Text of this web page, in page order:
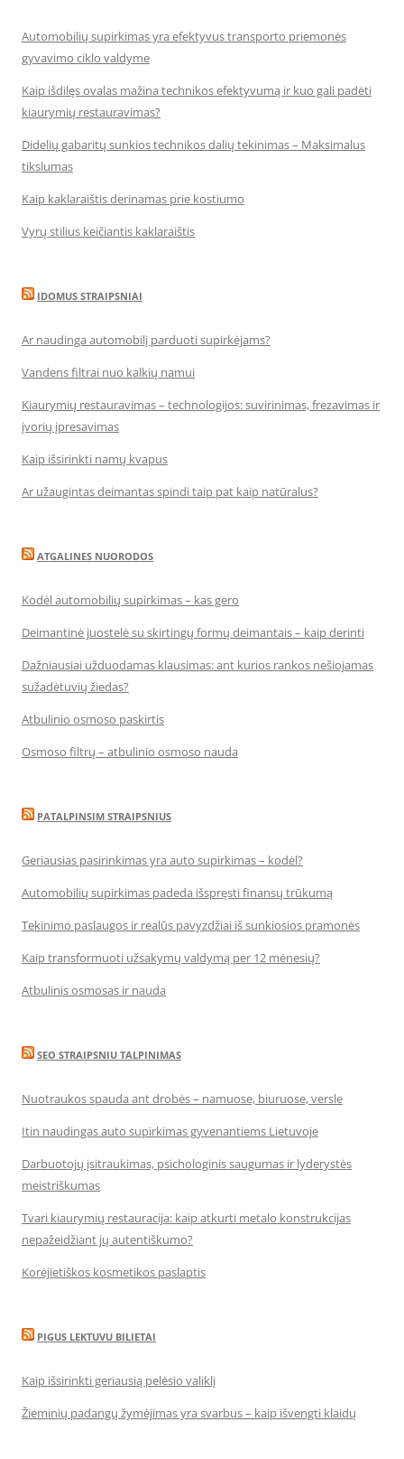
Automobilių supirkimas yra efektyvus transporto priemonės
gyvavimo ciklo valdyme
Kaip išdilęs ovalas mažina technikos efektyvumą ir kuo gali padėti
kiaurymių restauravimas?
Didelių gabaritų sunkios technikos dalių tekinimas – Maksimalus
tikslumas
Kaip kaklaraištis derinamas prie kostiumo
Vyrų stilius keičiantis kaklaraištis
IDOMUS STRAIPSNIAI
Ar naudinga automobilį parduoti supirkėjams?
Vandens filtrai nuo kalkių namui
Kiaurymių restauravimas – technologijos: suvirinimas, frezavimas ir
įvorių įpresavimas
Kaip išsirinkti namų kvapus
Ar užaugintas deimantas spindi taip pat kaip natūralus?
ATGALINES NUORODOS
Kodėl automobilių supirkimas – kas gero
Deimantinė juostelė su skirtingų formų deimantais – kaip derinti
Dažniausiai užduodamas klausimas: ant kurios rankos nešiojamas
sužadėtuvių žiedas?
Atbulinio osmoso paskirtis
Osmoso filtrų – atbulinio osmoso nauda
PATALPINSIM STRAIPSNIUS
Geriausias pasirinkimas yra auto supirkimas – kodėl?
Automobilių supirkimas padeda išspręsti finansų trūkumą
Tekinimo paslaugos ir realūs pavyzdžiai iš sunkiosios pramonės
Kaip transformuoti užsakymų valdymą per 12 mėnesių?
Atbulinis osmosas ir nauda
SEO STRAIPSNIU TALPINIMAS
Nuotraukos spauda ant drobės – namuose, biuruose, versle
Itin naudingas auto supirkimas gyvenantiems Lietuvoje
Darbuotojų įsitraukimas, psichologinis saugumas ir lyderystės
meistriškumas
Tvari kiaurymių restauracija: kaip atkurti metalo konstrukcijas
nepažeidžiant jų autentiškumo?
Korėjietiškos kosmetikos paslaptis
PIGUS LEKTUVU BILIETAI
Kaip išsirinkti geriausią pelėsio valiklį
Žieminių padangų žymėjimas yra svarbus – kaip išvengti klaidų